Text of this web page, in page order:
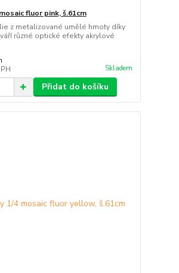
fluor pink, š.61cm
z metalizované umělé hmoty díky
různé optické efekty akrylové
Skladem
Přidat do košíku